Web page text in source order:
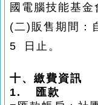
國電腦技能基金
(二)販售期間
5 日止。
十、繳費資訊
1.
匯款